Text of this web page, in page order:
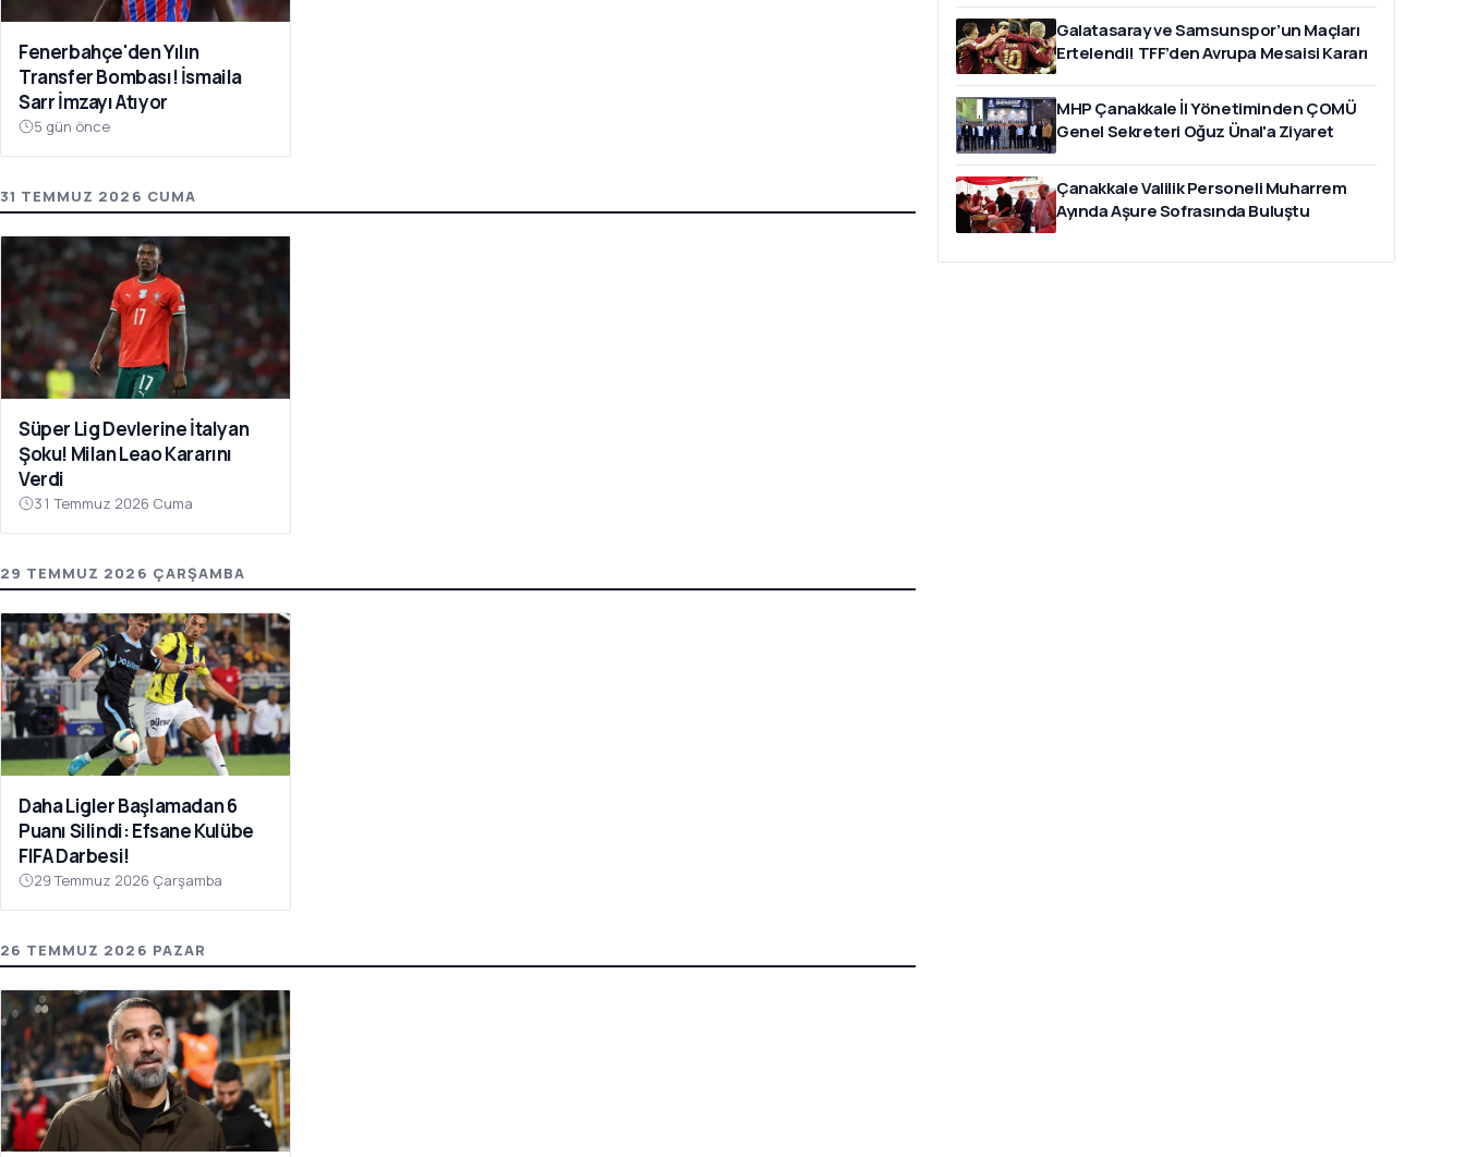
Fenerbahçe'den Yılın
Transfer Bombası! İsmaila
Sarr İmzayı Atıyor
5 gün önce
31 TEMMUZ 2026 CUMA
Süper Lig Devlerine İtalyan
Şoku! Milan Leao Kararını
Verdi
31 Temmuz 2026 Cuma
29 TEMMUZ 2026 ÇARŞAMBA
Daha Ligler Başlamadan 6
Puanı Silindi: Efsane Kulübe
FIFA Darbesi!
29 Temmuz 2026 Çarşamba
26 TEMMUZ 2026 PAZAR
Galatasaray ve Samsunspor’un Maçları
Ertelendi! TFF’den Avrupa Mesaisi Kararı
MHP Çanakkale İl Yönetiminden ÇOMÜ
Genel Sekreteri Oğuz Ünal'a Ziyaret
Çanakkale Valilik Personeli Muharrem
Ayında Aşure Sofrasında Buluştu